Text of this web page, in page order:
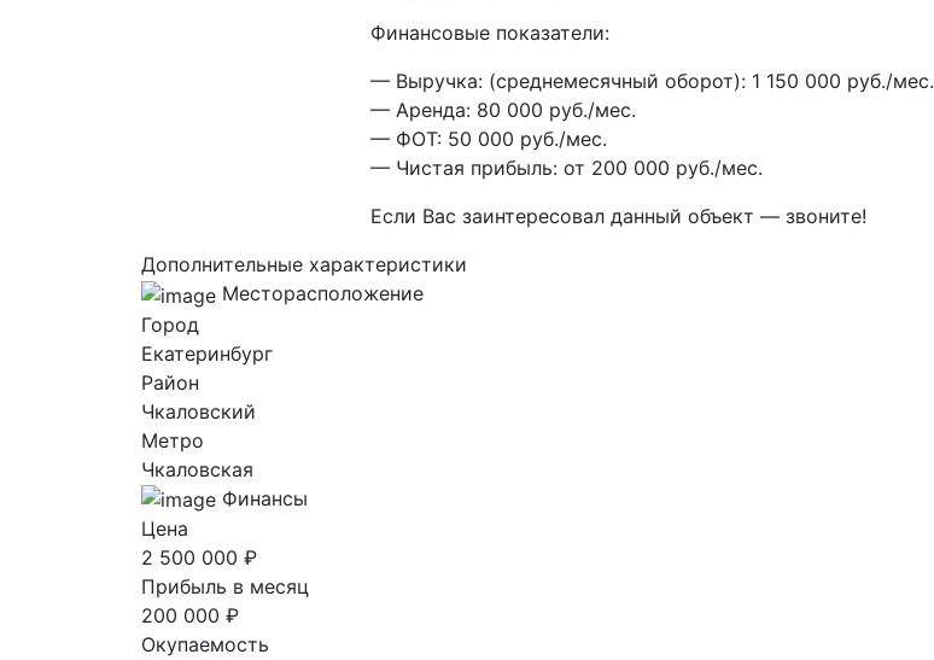
Финансовые показатели:
— Выручка: (среднемесячный оборот): 1 150 000 руб./мес.
— Аренда: 80 000 руб./мес.
— ФОТ: 50 000 руб./мес.
— Чистая прибыль: от 200 000 руб./мес.
Если Вас заинтересовал данный объект — звоните!
Дополнительные характеристики
Месторасположение
Город
Екатеринбург
Район
Чкаловский
Метро
Чкаловская
Финансы
Цена
2 500 000 ₽
Прибыль в месяц
200 000 ₽
Окупаемость